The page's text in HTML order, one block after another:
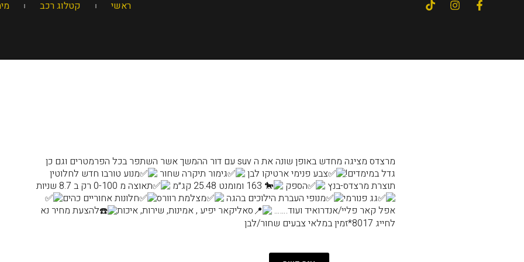
ראשי קטלוג רכב
מרצדס מציגה מחדש באופן שונה את ה suv עם דור ההמשך אשר השתפר בכל הפרמטרים וגם כן
גדל במימדים!
צבע פנימי ארטיקו לבן גימור תיקרה שחור
מנוע טורבו חדש לחלוטין
תוצרת מרצדס-בנץ
הספק
תאוצה מ 0-100 רק ב 8.7 שניות
גג פנורמי
מנופי העברת הילוכים בהגה מצלמת רוורס
חלונות אחוריים כהים
אפל קאר פליי/אנדרואיד ועוד…….
סאליקאר יפיע , אמינות, שירות, איכות
להצעת מחיר נא
לחייג 8017*זמין במלאי צבעים שחור/לבן